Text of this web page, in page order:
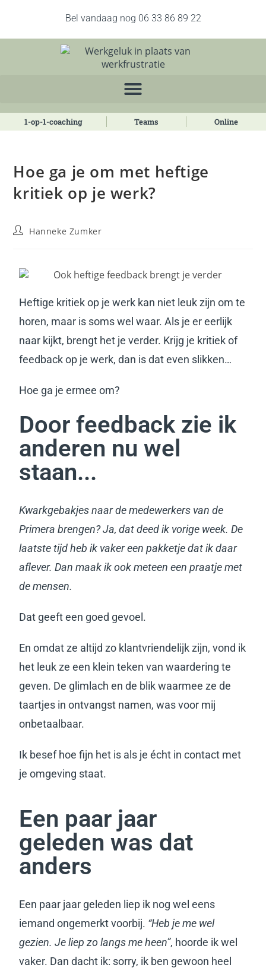
Bel vandaag nog 06 33 86 89 22
1-op-1-coaching Teams Online
Hoe ga je om met heftige
kritiek op je werk?
Hanneke Zumker
Heftige kritiek op je werk kan niet leuk zijn om te
horen, maar is soms wel waar. Als je er eerlijk
naar kijkt, brengt het je verder. Krijg je kritiek of
feedback op je werk, dan is dat even slikken…
Hoe ga je ermee om?
Door feedback zie ik
anderen nu wel
staan...
Kwarkgebakjes naar de medewerkers van de
Primera brengen? Ja, dat deed ik vorige week. De
laatste tijd heb ik vaker een pakketje dat ik daar
aflever. Dan maak ik ook meteen een praatje met
de mensen.
Dat geeft een goed gevoel.
En omdat ze altijd zo klantvriendelijk zijn, vond ik
het leuk ze een klein teken van waardering te
geven. De glimlach en de blik waarmee ze de
taartjes in ontvangst namen, was voor mij
onbetaalbaar.
Ik besef hoe fijn het is als je écht in contact met
je omgeving staat.
Een paar jaar
geleden was dat
anders
Een paar jaar geleden liep ik nog wel eens
iemand ongemerkt voorbij. “Heb je me wel
gezien. Je liep zo langs me heen”, hoorde ik wel
vaker. Dan dacht ik: sorry, ik ben gewoon heel